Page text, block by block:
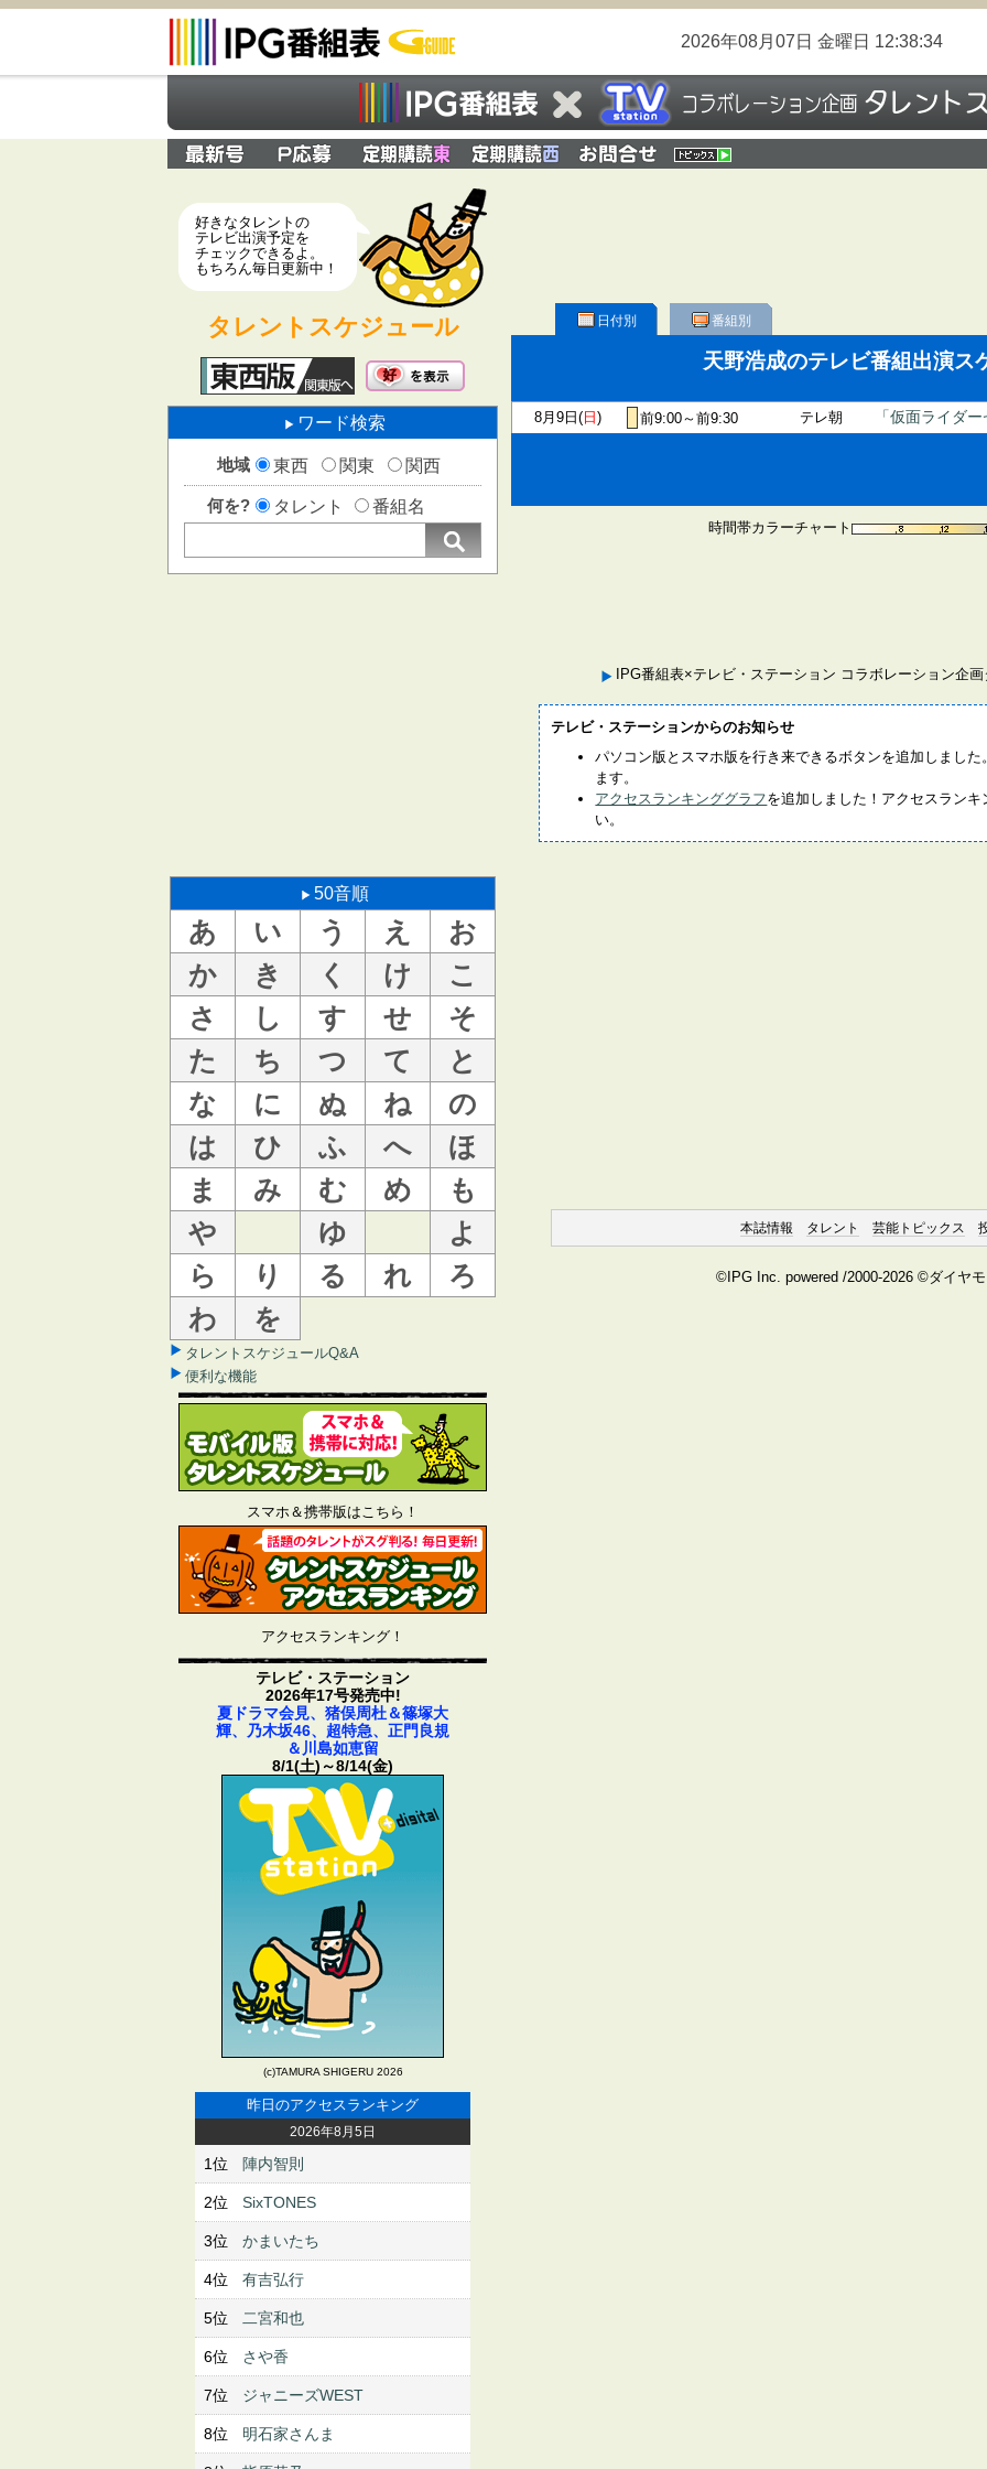
2026年08月07日 金曜日 12:38:34
好きなタレントの
テレビ出演予定を
チェックできるよ。
もちろん毎日更新中！
タレントスケジュール
ワード検索
地域 東西 関東 関西
何を? タレント 番組名
50音順
あ い う え
お
か
き く け
こ
さ
し す せ
そ
た
ち つ て
と
な
に ぬ ね
の
は
ひ ふ へ
ほ
ま
み む め
も
や
ゆ
よ
ら
り る れ
ろ
わ
を
タレントスケジュールQ&A
便利な機能
スマホ＆携帯版はこちら！
アクセスランキング！
テレビ・ステーション
2026年17号発売中!
夏ドラマ会見、猪俣周杜＆篠塚大
輝、乃木坂46、超特急、正門良規
＆川島如恵留
8/1(土)～8/14(金)
(c)TAMURA SHIGERU 2026
昨日のアクセスランキング
2026年8月5日
1位 陣内智則
2位 SixTONES
3位 かまいたち
4位 有吉弘行
5位 二宮和也
6位 さや香
7位 ジャニーズWEST
8位 明石家さんま
日付別 番組別
天野浩成のテレビ番組出演ス
8月9日(日 ) 前9:00～前9:30 テレ朝 「仮面ライダ
時間帯カラーチャート
IPG番組表×テレビ・ステーション コラボレーション企
テレビ・ステーションからのお知らせ
パソコン版とスマホ版を行き来できるボタンを追加しまし
ます。
アクセスランキンググラフを追加しました！アクセスラン
い。
本誌情報 タレント 芸能トピックス
©IPG Inc. powered /2000-2026 ©ダイヤ